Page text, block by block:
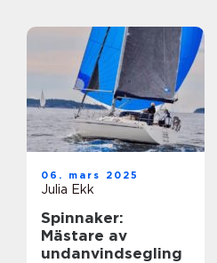
06. mars 2025
Julia Ekk
Spinnaker:
Mästare av
undanvindsegling